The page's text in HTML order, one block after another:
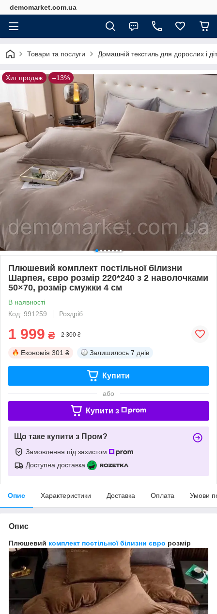
demomarket.com.ua
Товари та послуги Домашній текстиль для дорослих і
Хит продаж –13%
Плюшевий комплект постільної білизни
Шарпея, євро розмір 220*240 з 2 наволочками
50×70, розмір смужки 4 см
В наявності
Код: 991259
Роздріб
1 999 ₴ 2 300 ₴
Економія 301 ₴ Залишилось 7 днів
Купити
або
Купити з
Що таке купити з Пром?
Замовлення під захистом
Доступна доставка
Опис Характеристики Доставка Оплата Умови
Опис
Плюшевий комплект постільної білизни євро розмір